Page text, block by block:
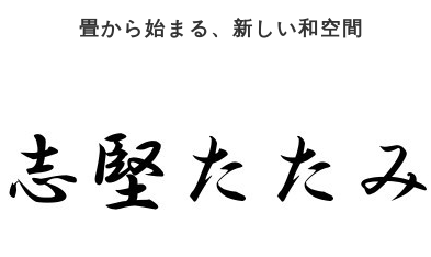
畳から始まる、新しい和空間